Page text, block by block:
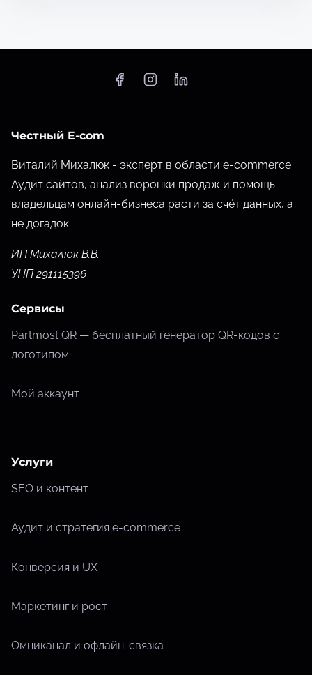
Честный E-com
Виталий Михалюк - эксперт в области e-commerce.
Аудит сайтов, анализ воронки продаж и помощь
владельцам онлайн-бизнеса расти за счёт данных, а
не догадок.
ИП Михалюк В.В.
УНП 291115396
Сервисы
Partmost QR — бесплатный генератор QR-кодов с
логотипом
Мой аккаунт
Услуги
SEO и контент
Аудит и стратегия e-commerce
Конверсия и UX
Маркетинг и рост
Омниканал и офлайн-связка